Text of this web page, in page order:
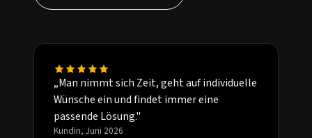
„Man nimmt sich Zeit, geht auf individuelle
Wünsche ein und findet immer eine
passende Lösung."
Kundin, Juni 2026